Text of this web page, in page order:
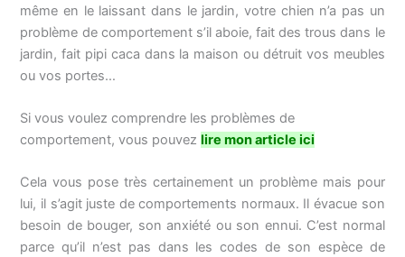
même en le laissant dans le jardin, votre chien n’a pas un
problème de comportement s’il aboie, fait des trous dans le
jardin, fait pipi caca dans la maison ou détruit vos meubles
ou vos portes…
Si vous voulez comprendre les problèmes de
comportement, vous pouvezlire mon article ici
Cela vous pose très certainement un problème mais pour
lui, il s’agit juste de comportements normaux. Il évacue son
besoin de bouger, son anxiété ou son ennui. C’est normal
parce qu’il n’est pas dans les codes de son espèce de